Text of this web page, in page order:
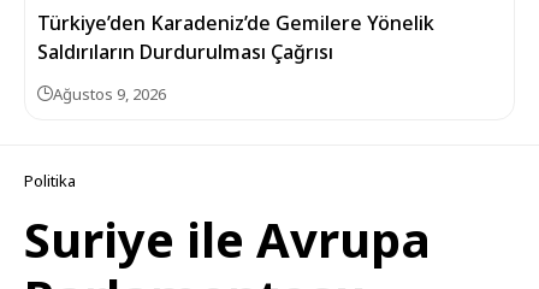
Türkiye’den Karadeniz’de Gemilere Yönelik
Saldırıların Durdurulması Çağrısı
Ağustos 9, 2026
Politika
Suriye ile Avrupa